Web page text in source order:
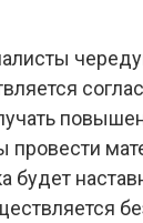
провести
будет